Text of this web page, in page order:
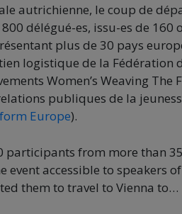
autrichienne, le coup de
délégué-es, issu-es de
plus de 30 pays
logistique de la Fédération
Women’s Weaving
publiques de la
Europe).
participants from more than
accessible to speakers
them to travel to Vienna to…